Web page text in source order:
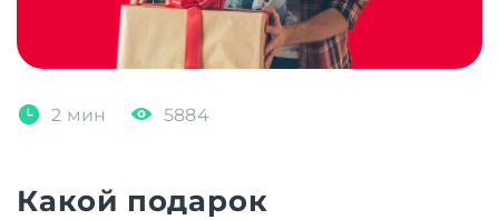
2 мин 5884
Какой подарок